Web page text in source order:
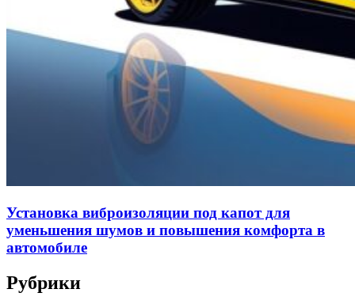
Установка виброизоляции под капот для
уменьшения шумов и повышения комфорта в
автомобиле
Рубрики